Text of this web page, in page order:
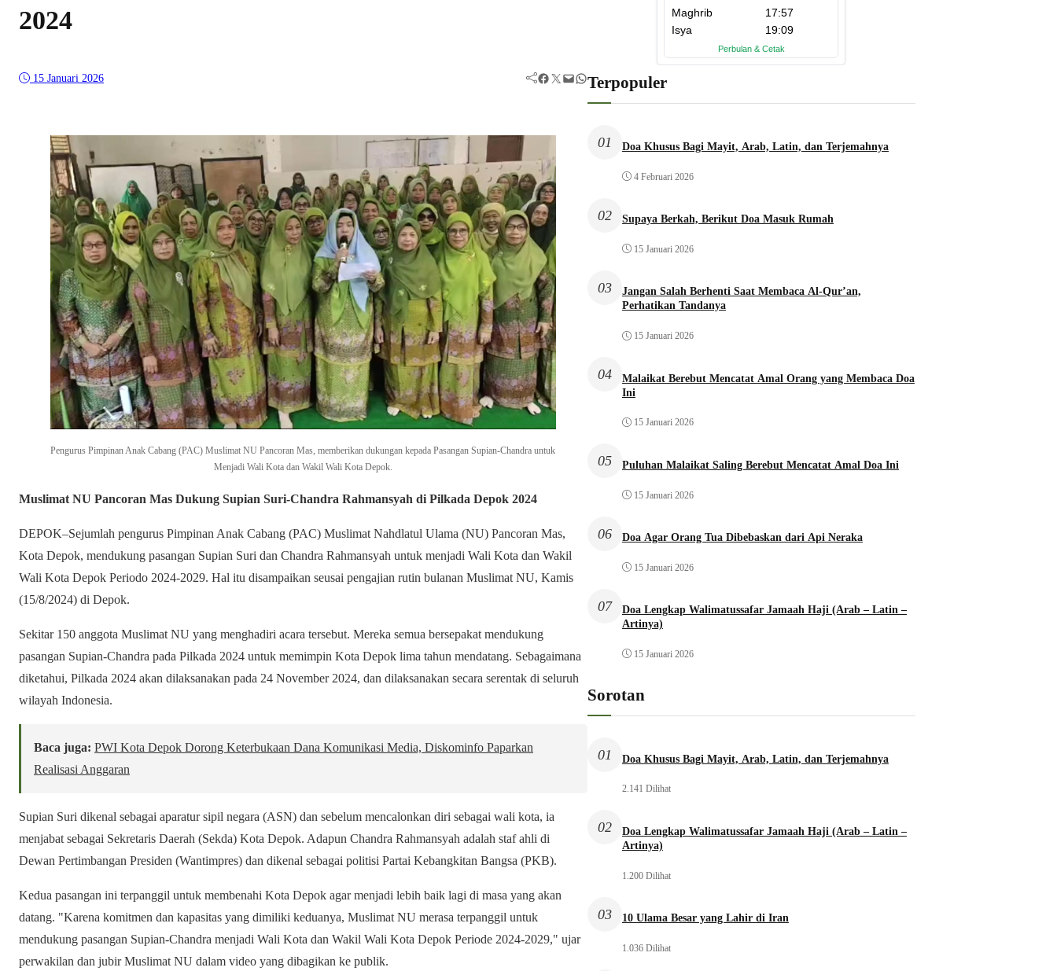
2024
15 Januari 2026 Facebook Twitter Mail WhatsApp
Pengurus Pimpinan Anak Cabang (PAC) Muslimat NU Pancoran Mas, memberikan dukungan kepada Pasangan Supian-Chandra untuk
Menjadi Wali Kota dan Wakil Wali Kota Depok.
Muslimat NU Pancoran Mas Dukung Supian Suri-Chandra Rahmansyah di Pilkada Depok 2024
DEPOK–Sejumlah pengurus Pimpinan Anak Cabang (PAC) Muslimat Nahdlatul Ulama (NU) Pancoran Mas,
Kota Depok, mendukung pasangan Supian Suri dan Chandra Rahmansyah untuk menjadi Wali Kota dan Wakil
Wali Kota Depok Periodo 2024-2029. Hal itu disampaikan seusai pengajian rutin bulanan Muslimat NU, Kamis
(15/8/2024) di Depok.
Sekitar 150 anggota Muslimat NU yang menghadiri acara tersebut. Mereka semua bersepakat mendukung
pasangan Supian-Chandra pada Pilkada 2024 untuk memimpin Kota Depok lima tahun mendatang. Sebagaimana
diketahui, Pilkada 2024 akan dilaksanakan pada 24 November 2024, dan dilaksanakan secara serentak di seluruh
wilayah Indonesia.
Baca juga: PWI Kota Depok Dorong Keterbukaan Dana Komunikasi Media, Diskominfo Paparkan
Realisasi Anggaran
Supian Suri dikenal sebagai aparatur sipil negara (ASN) dan sebelum mencalonkan diri sebagai wali kota, ia
menjabat sebagai Sekretaris Daerah (Sekda) Kota Depok. Adapun Chandra Rahmansyah adalah staf ahli di
Dewan Pertimbangan Presiden (Wantimpres) dan dikenal sebagai politisi Partai Kebangkitan Bangsa (PKB).
Kedua pasangan ini terpanggil untuk membenahi Kota Depok agar menjadi lebih baik lagi di masa yang akan
datang. "Karena komitmen dan kapasitas yang dimiliki keduanya, Muslimat NU merasa terpanggil untuk
mendukung pasangan Supian-Chandra menjadi Wali Kota dan Wakil Wali Kota Depok Periode 2024-2029," ujar
perwakilan dan jubir Muslimat NU dalam video yang dibagikan ke publik.
Terpopuler
01 Doa Khusus Bagi Mayit, Arab, Latin, dan Terjemahnya
4 Februari 2026
02 Supaya Berkah, Berikut Doa Masuk Rumah
15 Januari 2026
03
Jangan Salah Berhenti Saat Membaca Al-Qur’an,
Perhatikan Tandanya
15 Januari 2026
04
Malaikat Berebut Mencatat Amal Orang yang Membaca Doa
Ini
15 Januari 2026
05 Puluhan Malaikat Saling Berebut Mencatat Amal Doa Ini
15 Januari 2026
06 Doa Agar Orang Tua Dibebaskan dari Api Neraka
15 Januari 2026
07
Doa Lengkap Walimatussafar Jamaah Haji (Arab – Latin –
Artinya)
15 Januari 2026
Sorotan
01 Doa Khusus Bagi Mayit, Arab, Latin, dan Terjemahnya
2.141 Dilihat
02
Doa Lengkap Walimatussafar Jamaah Haji (Arab – Latin –
Artinya)
1.200 Dilihat
03 10 Ulama Besar yang Lahir di Iran
1.036 Dilihat